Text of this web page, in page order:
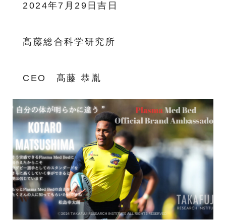
2024年7月29日吉日
髙藤総合科学研究所
CEO 髙藤 恭胤